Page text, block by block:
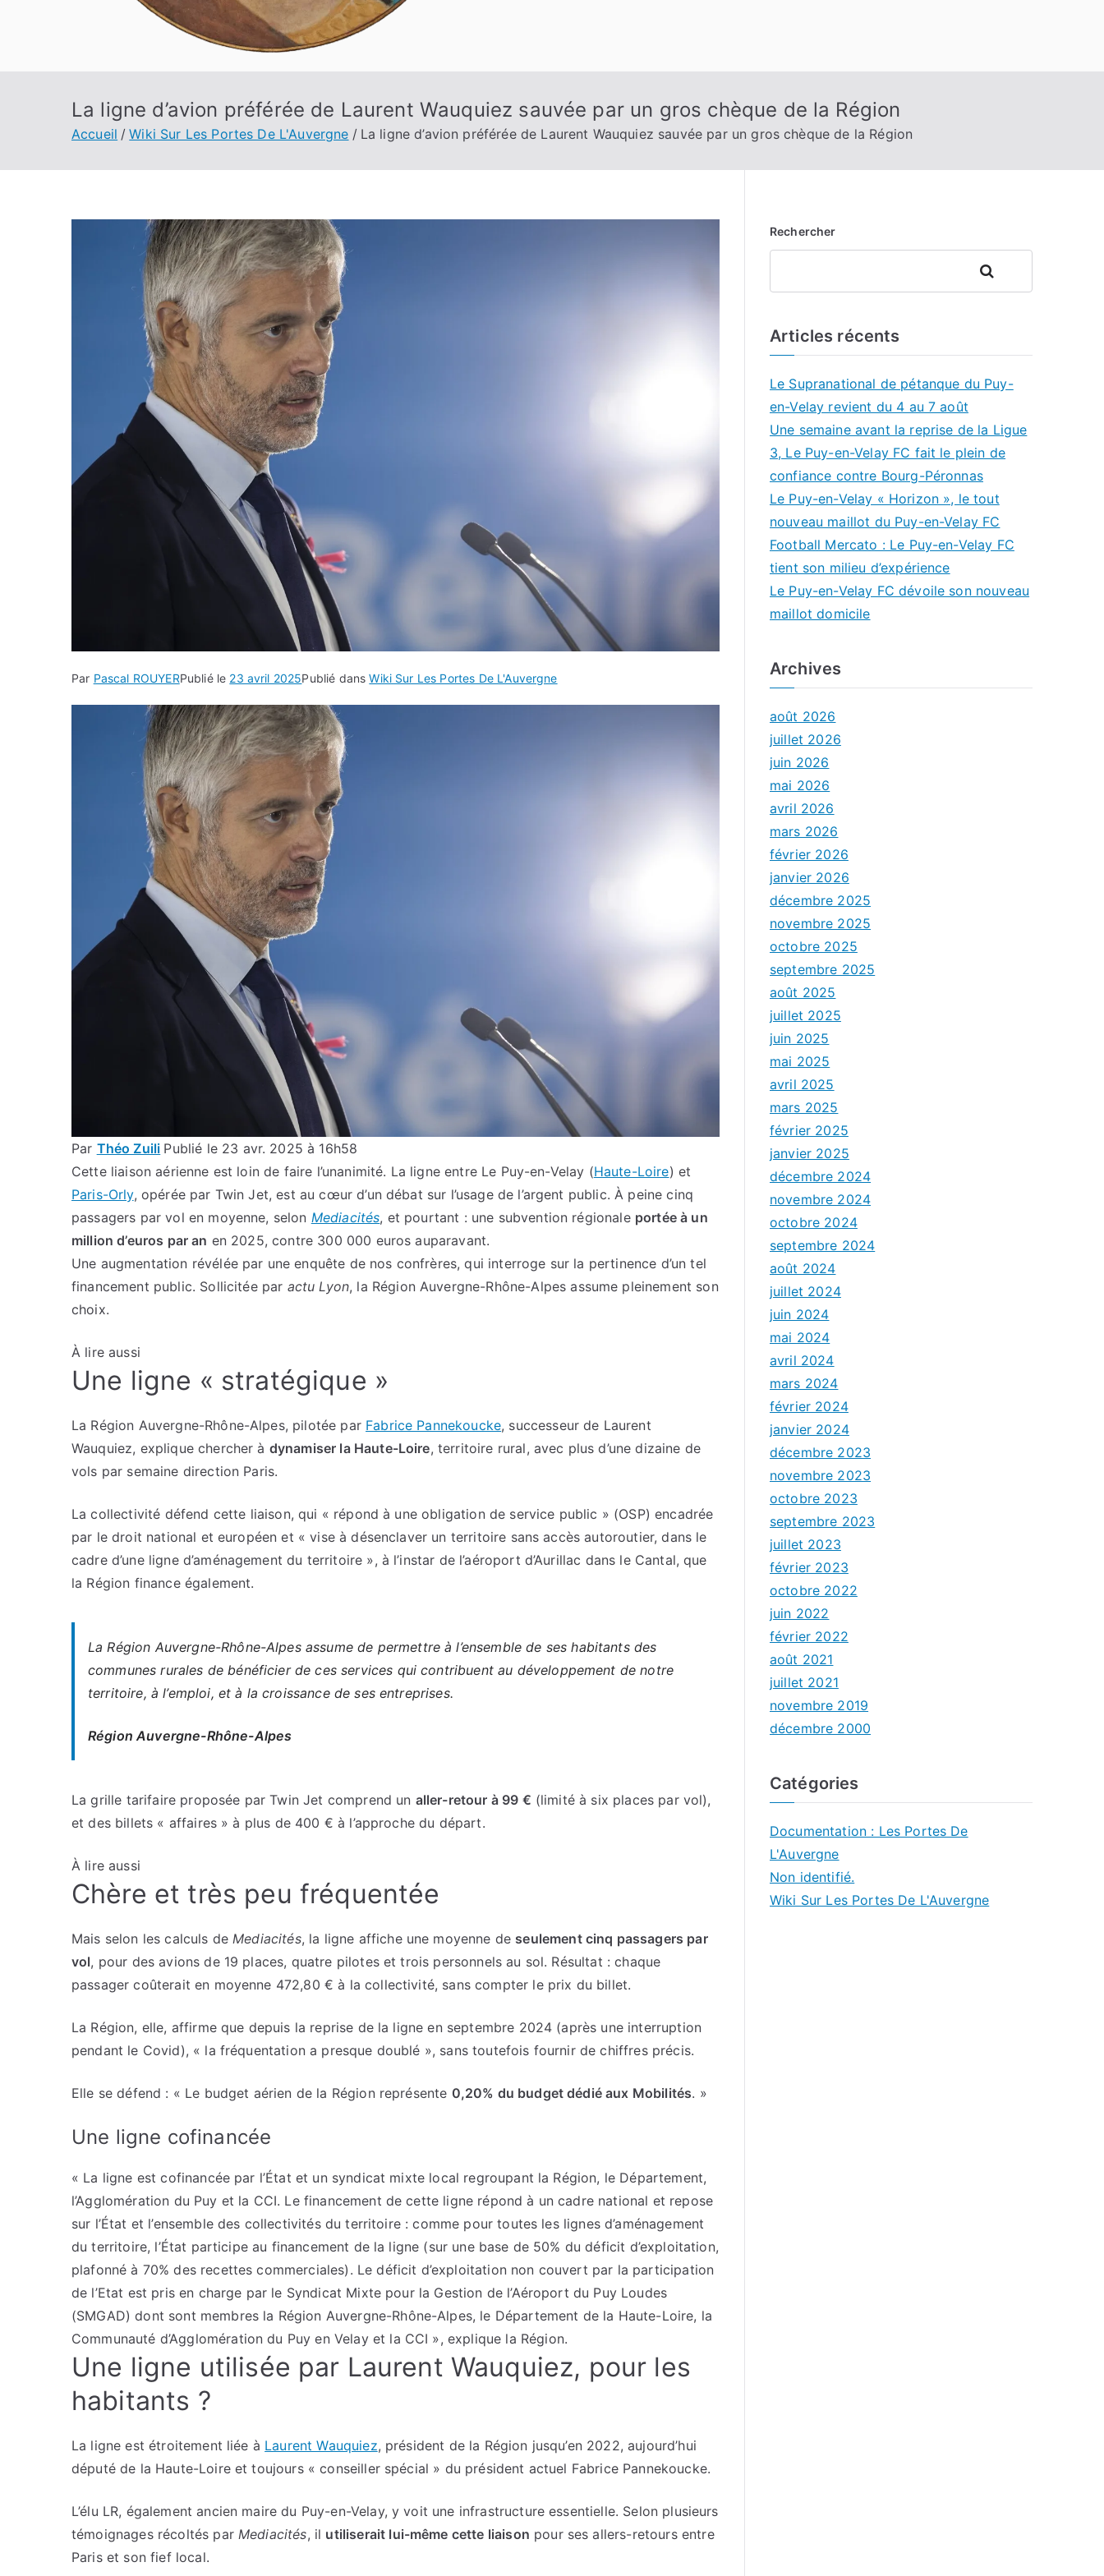
La ligne d’avion préférée de Laurent Wauquiez sauvée par un gros chèque de la Région
Accueil Wiki Sur Les Portes De L'Auvergne La ligne d’avion préférée de Laurent Wauquiez sauvée par un gros chèque de la Région
Par Pascal ROUYERPublié le 23 avril 2025Publié dansWiki Sur Les Portes De L'Auvergne
Par Théo Zuili Publié le 23 avr. 2025 à 16h58
Cette liaison aérienne est loin de faire l’unanimité. La ligne entre Le Puy-en-Velay (Haute-Loire) et
Paris-Orly, opérée par Twin Jet, est au cœur d’un débat sur l’usage de l’argent public. À peine cinq
passagers par vol en moyenne, selon Mediacités, et pourtant : une subvention régionale portée à un
million d’euros par an en 2025, contre 300 000 euros auparavant.
Une augmentation révélée par une enquête de nos confrères, qui interroge sur la pertinence d’un tel
financement public. Sollicitée par actu Lyon, la Région Auvergne-Rhône-Alpes assume pleinement son
choix.
À lire aussi
Une ligne « stratégique »
La Région Auvergne-Rhône-Alpes, pilotée par Fabrice Pannekoucke, successeur de Laurent
Wauquiez, explique chercher à dynamiser la Haute-Loire, territoire rural, avec plus d’une dizaine de
vols par semaine direction Paris.
La collectivité défend cette liaison, qui « répond à une obligation de service public » (OSP) encadrée
par le droit national et européen et « vise à désenclaver un territoire sans accès autoroutier, dans le
cadre d’une ligne d’aménagement du territoire », à l’instar de l’aéroport d’Aurillac dans le Cantal, que
la Région finance également.
La Région Auvergne-Rhône-Alpes assume de permettre à l’ensemble de ses habitants des
communes rurales de bénéficier de ces services qui contribuent au développement de notre
territoire, à l’emploi, et à la croissance de ses entreprises.
Région Auvergne-Rhône-Alpes
La grille tarifaire proposée par Twin Jet comprend un aller-retour à 99 € (limité à six places par vol),
et des billets « affaires » à plus de 400 € à l’approche du départ.
À lire aussi
Chère et très peu fréquentée
Mais selon les calculs de Mediacités, la ligne affiche une moyenne de seulement cinq passagers par
vol, pour des avions de 19 places, quatre pilotes et trois personnels au sol. Résultat : chaque
passager coûterait en moyenne 472,80 € à la collectivité, sans compter le prix du billet.
La Région, elle, affirme que depuis la reprise de la ligne en septembre 2024 (après une interruption
pendant le Covid), « la fréquentation a presque doublé », sans toutefois fournir de chiffres précis.
Elle se défend : « Le budget aérien de la Région représente 0,20% du budget dédié aux Mobilités. »
Une ligne cofinancée
« La ligne est cofinancée par l’État et un syndicat mixte local regroupant la Région, le Département,
l’Agglomération du Puy et la CCI. Le financement de cette ligne répond à un cadre national et repose
sur l’État et l’ensemble des collectivités du territoire : comme pour toutes les lignes d’aménagement
du territoire, l’État participe au financement de la ligne (sur une base de 50% du déficit d’exploitation,
plafonné à 70% des recettes commerciales). Le déficit d’exploitation non couvert par la participation
de l’Etat est pris en charge par le Syndicat Mixte pour la Gestion de l’Aéroport du Puy Loudes
(SMGAD) dont sont membres la Région Auvergne-Rhône-Alpes, le Département de la Haute-Loire, la
Communauté d’Agglomération du Puy en Velay et la CCI », explique la Région.
Une ligne utilisée par Laurent Wauquiez, pour les
habitants ?
La ligne est étroitement liée à Laurent Wauquiez, président de la Région jusqu’en 2022, aujourd’hui
député de la Haute-Loire et toujours « conseiller spécial » du président actuel Fabrice Pannekoucke.
L’élu LR, également ancien maire du Puy-en-Velay, y voit une infrastructure essentielle. Selon plusieurs
témoignages récoltés par Mediacités, il utiliserait lui-même cette liaison pour ses allers-retours entre
Paris et son fief local.
Rechercher
Rechercher
Articles récents
Le Supranational de pétanque du Puy-
en-Velay revient du 4 au 7 août
Une semaine avant la reprise de la Ligue
3, Le Puy-en-Velay FC fait le plein de
confiance contre Bourg-Péronnas
Le Puy-en-Velay « Horizon », le tout
nouveau maillot du Puy-en-Velay FC
Football Mercato : Le Puy-en-Velay FC
tient son milieu d’expérience
Le Puy-en-Velay FC dévoile son nouveau
maillot domicile
Archives
août 2026
juillet 2026
juin 2026
mai 2026
avril 2026
mars 2026
février 2026
janvier 2026
décembre 2025
novembre 2025
octobre 2025
septembre 2025
août 2025
juillet 2025
juin 2025
mai 2025
avril 2025
mars 2025
février 2025
janvier 2025
décembre 2024
novembre 2024
octobre 2024
septembre 2024
août 2024
juillet 2024
juin 2024
mai 2024
avril 2024
mars 2024
février 2024
janvier 2024
décembre 2023
novembre 2023
octobre 2023
septembre 2023
juillet 2023
février 2023
octobre 2022
juin 2022
février 2022
août 2021
juillet 2021
novembre 2019
décembre 2000
Catégories
Documentation : Les Portes De
L'Auvergne
Non identifié.
Wiki Sur Les Portes De L'Auvergne